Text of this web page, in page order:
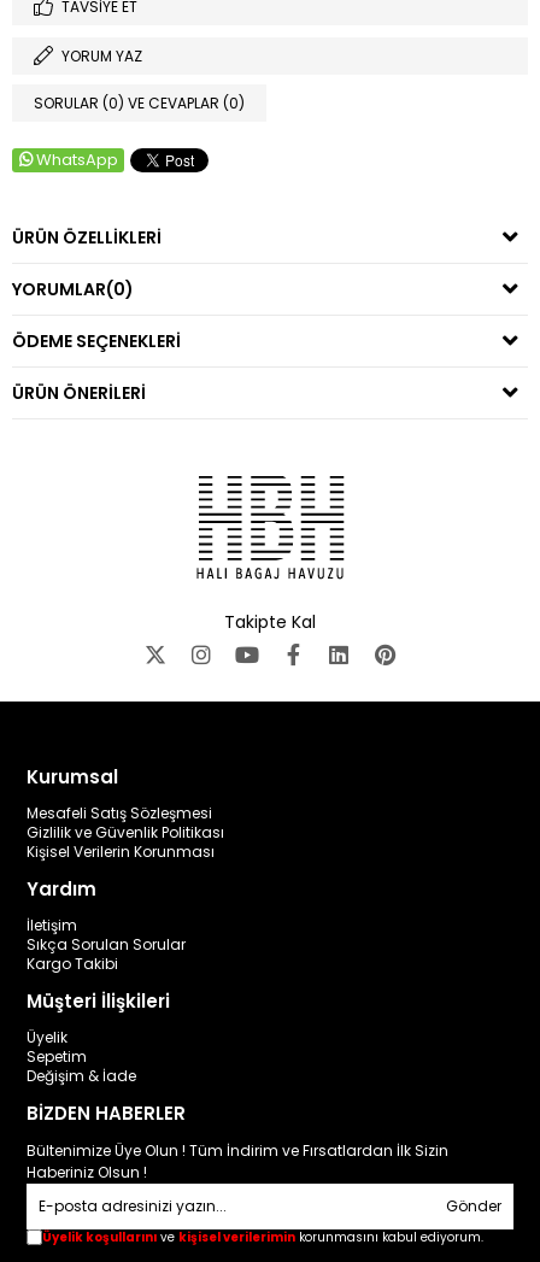
TAVSIYE ET
YORUM YAZ
SORULAR (0) VE CEVAPLAR (0)
WhatsApp
ÜRÜN ÖZELLIKLERI
YORUMLAR(0)
ÖDEME SEÇENEKLERI
ÜRÜN ÖNERILERI
Takipte Kal
Kurumsal
Mesafeli Satış Sözleşmesi
Gizlilik ve Güvenlik Politikası
Kişisel Verilerin Korunması
Yardım
İletişim
Sıkça Sorulan Sorular
Kargo Takibi
Müşteri İlişkileri
Üyelik
Sepetim
Değişim & İade
BİZDEN HABERLER
Bültenimize Üye Olun ! Tüm İndirim ve Fırsatlardan İlk Sizin
Haberiniz Olsun !
Gönder
Üyelik koşullarını ve kişisel verilerimin korunmasını kabul ediyorum.